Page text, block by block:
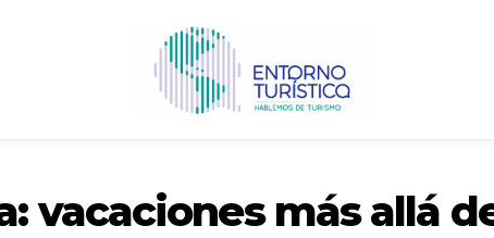
vacaciones más allá